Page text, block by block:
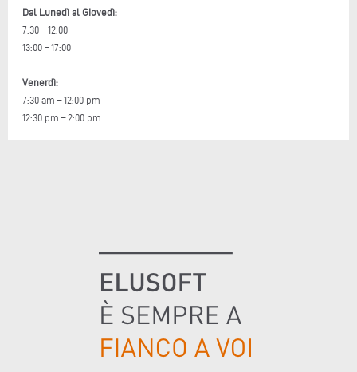
Dal Lunedì al Giovedì:
7:30 – 12:00
13:00 – 17:00
Venerdì:
7:30 am – 12:00 pm
12:30 pm – 2:00 pm